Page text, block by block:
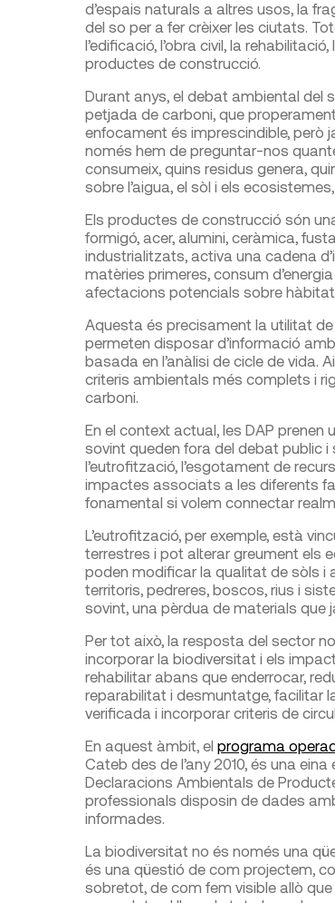
d’espais naturals a altres usos, la
del so per a fer crèixer les ciutats.
l’edificació, l’obra civil, la
productes de construcció.
Durant anys, el debat ambiental del
petjada de carboni, que
enfocament és imprescindible, però
només hem de preguntar-nos
consumeix, quins residus genera,
sobre l’aigua, el sòl i els
Els productes de construcció són
formigó, acer, alumini, ceràmica,
industrialitzats, activa una cadena
matèries primeres, consum
afectacions potencials sobre
Aquesta és precisament la utilitat de
permeten disposar d’informació
basada en l’anàlisi de cicle de vida.
criteris ambientals més complets i
carboni.
En el context actual, les DAP
sovint queden fora del debat public i
l’eutrofització, l’esgotament de
impactes associats a les diferents
fonamental si volem connectar
L’eutrofització, per exemple, està
terrestres i pot alterar greument els
poden modificar la qualitat de sòls i
territoris, pedreres, boscos, rius i
sovint, una pèrdua de materials que
Per tot això, la resposta del sector
incorporar la biodiversitat i els
rehabilitar abans que enderrocar,
reparabilitat i desmuntatge, facilitar
verificada i incorporar criteris de
En aquest àmbit, el programa
Cateb des de l’any 2010, és una
Declaracions Ambientals de
professionals disposin de dades
informades.
La biodiversitat no és només una
és una qüestió de com projectem,
sobretot, de com fem visible allò